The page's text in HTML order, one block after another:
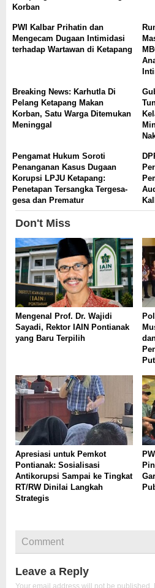
Korban
PWI Kalbar Prihatin dan
Mengecam Dugaan Intimidasi
terhadap Wartawan di Ketapang
Breaking News: Karhutla Di
Pelang Ketapang Makan
Korban, Satu Warga Ditemukan
Meninggal
Pengamat Hukum Soroti
Penanganan Kasus Dugaan
Korupsi LPJU Ketapang:
Penetapan Tersangka Tergesa-
gesa dan Prematur
Don't Miss
Mengenal Prof. Dr. Wajidi
Sayadi, Rektor IAIN Pontianak
yang Baru Terpilih
Apresiasi untuk Pemkot
Pontianak: Sosialisasi
Antikorupsi Sampai ke Tingkat
RT/RW Dinilai Langkah
Strategis
Comment
Leave a Reply
Your email address will not be published.